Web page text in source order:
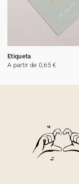
Etiqueta
A partir de 0,65 €